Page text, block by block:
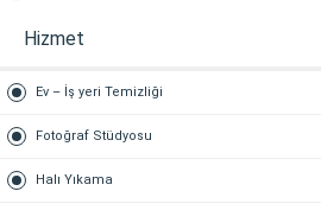
Hizmet
Ev – İş yeri Temizliği
Fotoğraf Stüdyosu
Halı Yıkama